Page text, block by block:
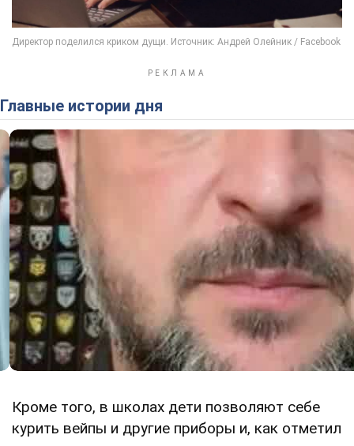
Главные истории дня
Кроме того, в школах дети позволяют себе
курить вейпы и другие приборы и, как отметил